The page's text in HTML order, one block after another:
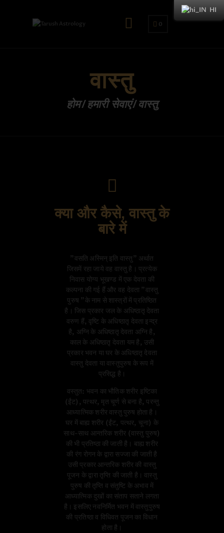
0
वास्तु
होम हमारी सेवाएं वास्तु
क्या और कैसे, वास्तु के
बारे में
"वसति अस्मिन् इति वास्तु" अर्थात
जिसमें रहा जाये वह वास्तु है। प्रत्येक
निवास योग्य भूखण्ड में एक देवता की
कल्पना की गई हैं और वह देवता "वास्तु
पुरुष "के नाम से शास्त्रों में प्रतिष्ठित
है। जिस प्रकार जल के अधिष्ठातृ देवता
वरुण हैं, वृष्टि के अधिष्ठातृ देवता इन्द्र
है, अग्नि के अधिष्ठातृ देवता अग्नि है,
काल के अधिष्ठातृ देवता यम है, उसी
प्रकार भवन या घर के अधिष्ठातृ देवता
वास्तु देवता या वास्तुपुरुष के रूप में
प्रसिद्ध है।
वस्तुत: भवन का भौतिक शरीर इष्टिका
(ईंट), पत्थर, मृत चूर्ण से बना है, परन्तु
आध्यात्मिक शरीर वास्तु पुरुष होता है।
घर में बाह्य शरीर (ईंट, पत्थर, चूना) के
साथ-साथ आन्तरिक शरीर (वास्तु पुरुष)
की भी प्रतिष्ठा की जाती है। बाह्य शरीर
की रंग रोगन के द्वारा सज्जा की जाती है
उसी प्रकार आन्तरिक शरीर की वास्तु
पूजन के द्वारा तृप्ति की जाती है। वास्तु
पुरुष की तृप्ति व संतुष्टि के अभाव में
आध्यात्मिक दुखों का संताप सताने लगता
है। इसलिए नवनिर्मित भवन में वास्तुपुरुष
की प्रतिष्ठा व विधिवत पूजन का विधान
होता है।
HI